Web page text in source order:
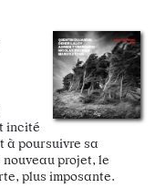
incité
à poursuivre sa
projet, le
plus imposante.